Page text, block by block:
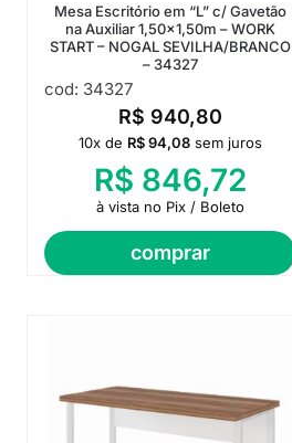
Mesa Escritório em “L” c/ Gavetão
na Auxiliar 1,50×1,50m – WORK
START – NOGAL SEVILHA/BRANCO
– 34327
cod: 34327
R$ 940,80
comprar
10x de R$94,08 sem juros
R$ 846,72
à vista no Pix / Boleto